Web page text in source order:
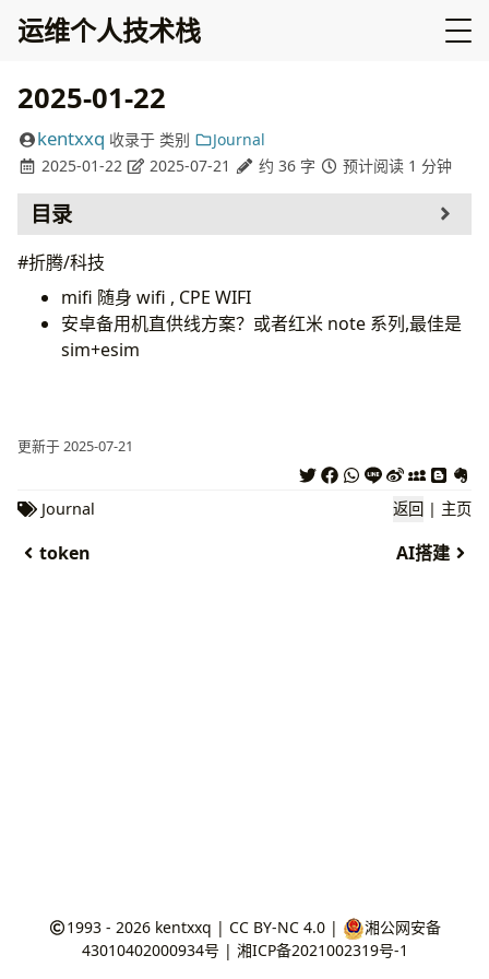
运维个人技术栈
2025-01-22
kentxxq 收录于 类别
Journal
2025-01-22
2025-07-21 约 36 字 预计阅读 1 分钟
目录
#折腾/科技
mifi 随身 wifi , CPE WIFI
安卓备用机直供线方案？或者红米 note 系列,最佳是
sim+esim
更新于 2025-07-21
Journal 返回 | 主页
token AI搭建
1993 - 2026 kentxxq |CC BY-NC 4.0 |
湘公网安备
43010402000934号 | 湘ICP备2021002319号-1